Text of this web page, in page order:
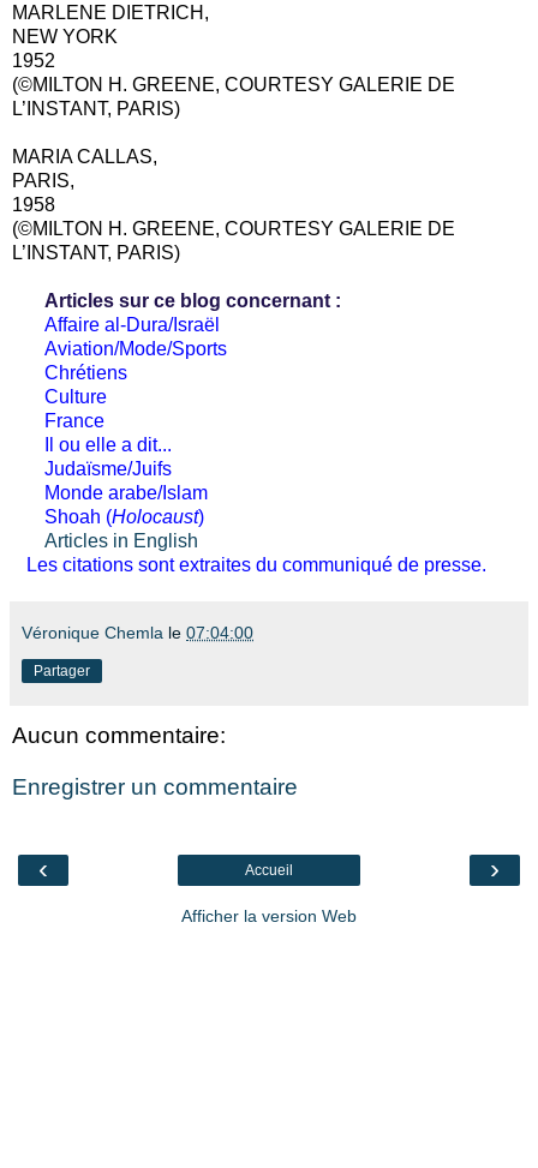
MARLENE DIETRICH,
NEW YORK
1952
(©MILTON H. GREENE, COURTESY GALERIE DE
L’INSTANT, PARIS)
MARIA CALLAS,
PARIS,
1958
(©MILTON H. GREENE, COURTESY GALERIE DE
L’INSTANT, PARIS)
Articles sur ce blog concernant :
Affaire al-Dura/Israël
Aviation/Mode/Sports
Chrétiens
Culture
France
Il ou elle a dit...
Judaïsme/Juifs
Monde arabe/Islam
Shoah (Holocaust)
Articles in English
Les citations sont extraites du communiqué de presse.
Véronique Chemla le 07:04:00
Partager
Aucun commentaire:
Enregistrer un commentaire
‹ ›
Accueil
Afficher la version Web